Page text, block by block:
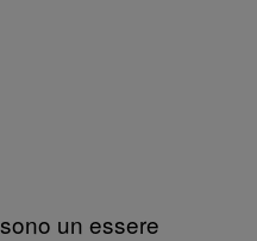
un essere